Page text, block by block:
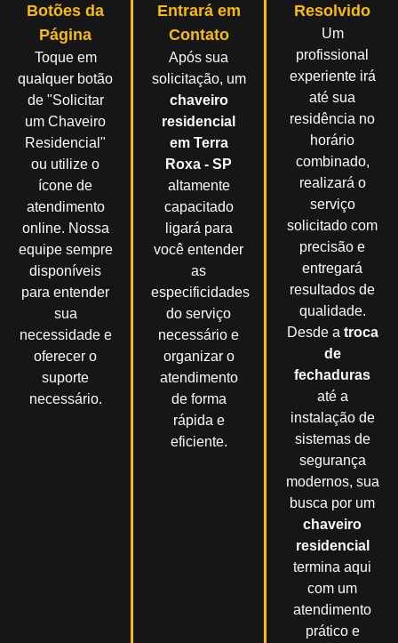
Botões da
Página
Toque em
qualquer botão
de "Solicitar
um Chaveiro
Residencial"
ou utilize o
ícone de
atendimento
online. Nossa
equipe sempre
disponíveis
para entender
sua
necessidade e
oferecer o
suporte
necessário.
Entrará em
Contato
Após sua
solicitação, um
chaveiro
residencial
em Terra
Roxa - SP
altamente
capacitado
ligará para
você entender
as
especificidades
do serviço
necessário e
organizar o
atendimento
de forma
rápida e
eficiente.
Resolvido
Um
profissional
experiente irá
até sua
residência no
horário
combinado,
realizará o
serviço
solicitado com
precisão e
entregará
resultados de
qualidade.
Desde a troca
de
fechaduras
até a
instalação de
sistemas de
segurança
modernos, sua
busca por um
chaveiro
residencial
termina aqui
com um
atendimento
prático e